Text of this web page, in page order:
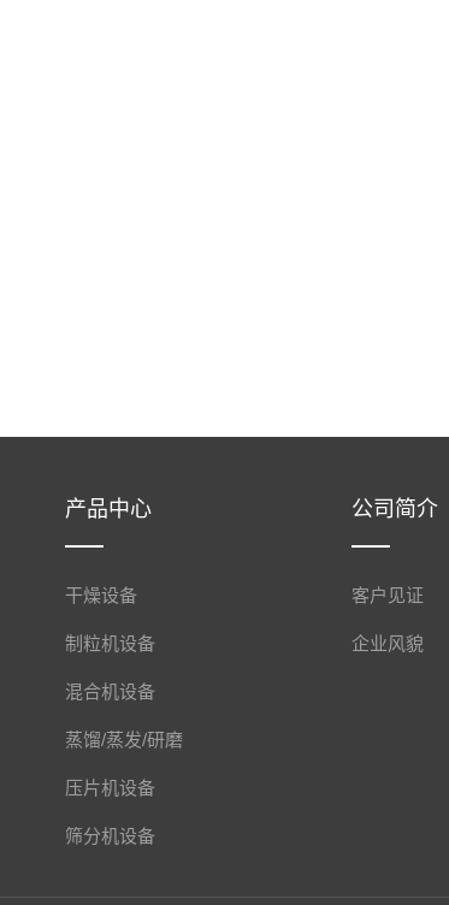
产品中心
干燥设备
制粒机设备
混合机设备
蒸馏/蒸发/研磨
压片机设备
筛分机设备
公司简介
客户见证
企业风貌